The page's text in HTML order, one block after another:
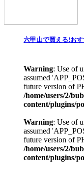
六甲山で買える!お
Warning: Use of
assumed
future version of
/home/users/2/
content/plugins/
Warning: Use of
assumed
future version of
/home/users/2/
content/plugins/